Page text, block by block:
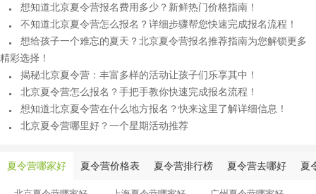
想知道北京夏令营报名费用多少？新鲜热门价格指南！
不知道北京夏令营怎么报名？详细步骤帮您快速完成报名流程！
想给孩子一个难忘的夏天？北京夏令营报名推荐指南为您解锁更多
精彩选择！
揭秘北京夏令营：丰富多样的活动让孩子们乐享其中！
北京夏令营怎么报名？手把手教你快速完成报名流程！
想知道北京夏令营在什么地方报名？快来这里了解详细信息！
北京夏令营哪里好？一个星期活动推荐
夏令营哪家好 夏令营价格表 夏令营排行榜 夏令营去哪好 夏